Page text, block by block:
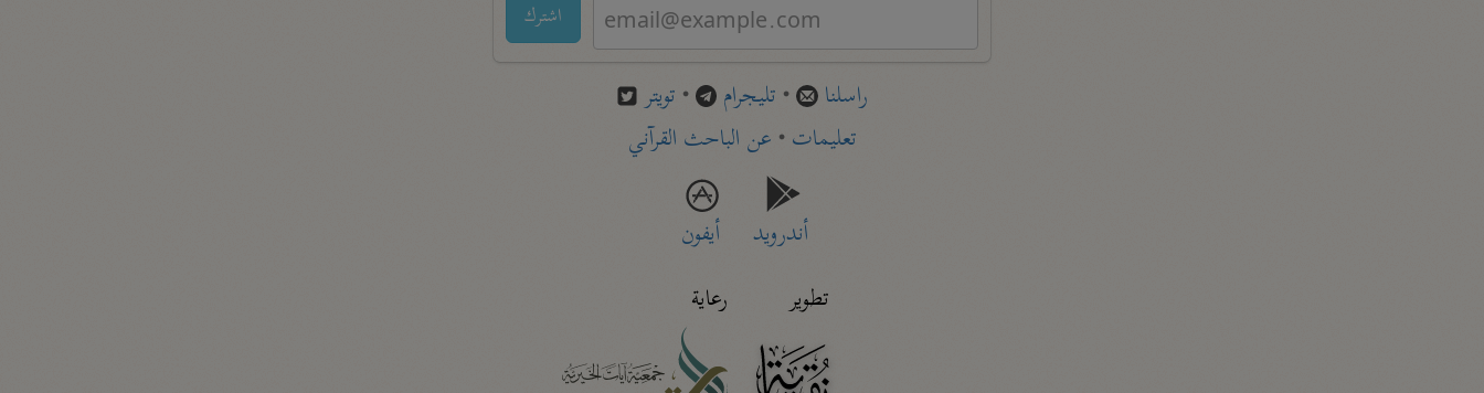
اشترك
راسلنا • تليجرام • تويتر
تعليمات• عن الباحث القرآني
أندرويد
أيفون
تطوير
رعاية